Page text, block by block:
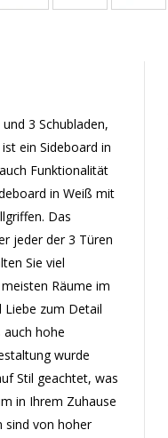
3 Schubladen,
ein Sideboard in
Funktionalität
in Weiß mit
Das
jeder der 3 Türen
Sie viel
Räume im
Liebe zum Detail
hohe
wurde
Stil geachtet, was
in Ihrem Zuhause
sind von hoher